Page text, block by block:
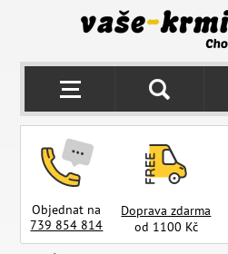
Objednat na
739 854 814
Doprava zdarma
od 1100 Kč